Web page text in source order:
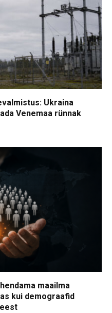
Ukraina
Venemaa rünnak
maailma
kui demograafid